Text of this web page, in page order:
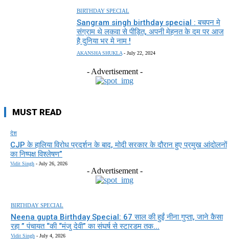
BIRTHDAY SPECIAL
Sangram singh birthday special : बचपन मे
संग्राम थे लकवा से पीड़ित, अपनी मेहनत के दम पर आज
है दुनिया भर मे नाम !
AKANSHA SHUKLA - July 22, 2024
- Advertisement -
MUST READ
देश
CJP के हालिया विरोध प्रदर्शन के बाद, मोदी सरकार के दौरान हुए प्रमुख आंदोलनों
का निष्पक्ष विश्लेषण”
Vidit Singh - July 26, 2026
- Advertisement -
BIRTHDAY SPECIAL
Neena gupta Birthday Special: 67 साल की हुईं नीना गुप्ता, जाने कैसा
रहा ” पंचायत “की “मंजु देवी” का संघर्ष से स्टारडम तक...
Vidit Singh - July 4, 2026